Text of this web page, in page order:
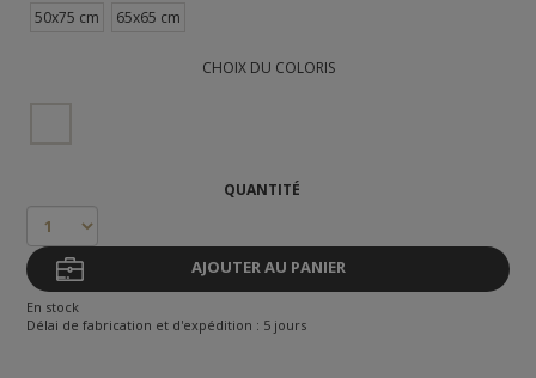
50x75 cm 65x65 cm
CHOIX DU COLORIS
QUANTITÉ
AJOUTER AU PANIER
En stock
Délai de fabrication et d'expédition : 5 jours